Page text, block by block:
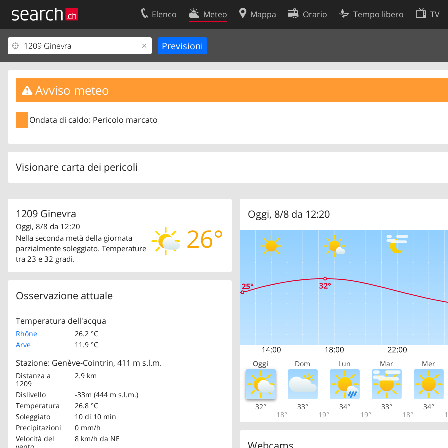
Elenco Meteo Mappa Orario Tempo libero TV
Avviso meteo
Ondata di caldo: Pericolo marcato
Visionare carta dei pericoli
1209 Ginevra
26°
Oggi, 8/8 da 12:20
Nella seconda metà della giornata
parzialmente soleggiato. Temperature
tra 23 e 32 gradi.
Osservazione attuale
Temperatura dell'acqua
Rhône
26.2 °C
Arve
11.9 °C
Stazione: Genève-Cointrin, 411 m s.l.m.
Distanza a
1209
2.9 km
Dislivello
-33m (444 m s.l.m.)
Temperatura
26.8 °C
Soleggiato
10 di 10 min
Precipitazioni
0 mm/h
Velocità del
8 km/h da NE
Oggi, 8/8 da 12:20
Oggi Dom Lun Mar Mer
32°
18°
33°
19°
34°
19°
33°
18°
34°
Il vostro profolio
Area clienti
Informazioni Legali
Contatti
Condizioni d’uso
Protezione dei dati
Preferenze cookie
Sviluppatori